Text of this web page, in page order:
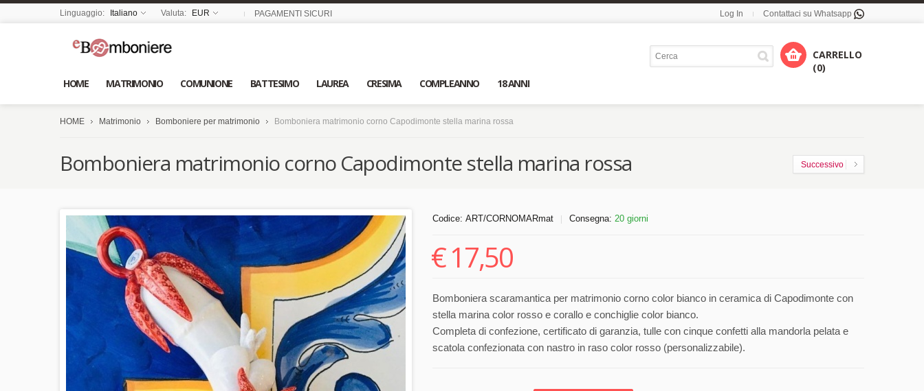
Linguaggio: Italiano Valuta: EUR PAGAMENTI SICURI Log In Contattaci su Whatsapp
HOME MATRIMONIO COMUNIONE BATTESIMO LAUREA CRESIMA COMPLEANNO 18 ANNI
CARRELLO
(0)
HOME Matrimonio Bomboniere per matrimonio Bomboniera matrimonio corno Capodimonte stella marina rossa
Successivo
Bomboniera matrimonio corno Capodimonte stella marina rossa
Codice: ART/CORNOMARmat Consegna: 20 giorni
€17,50
Bomboniera scaramantica per matrimonio corno color bianco in ceramica di Capodimonte con
stella marina color rosso e corallo e conchiglie color bianco.
Completa di confezione, certificato di garanzia, tulle con cinque confetti alla mandorla pelata e
scatola confezionata con nastro in raso color rosso (personalizzabile).